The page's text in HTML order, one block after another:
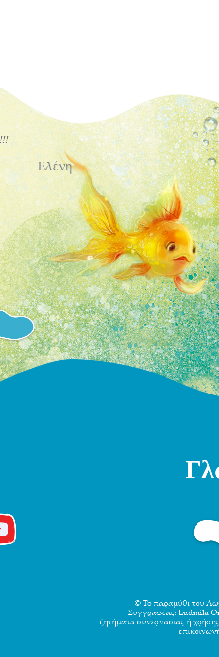
που
και η
παιδιά
μια
και
πράγμα
Καρολίνα Ν.
Είναι
3χρονης
για αυτό το
© Το παραμύθι του
Συγγραφέας: Ludmila
ζητήματα συνεργασίας ή